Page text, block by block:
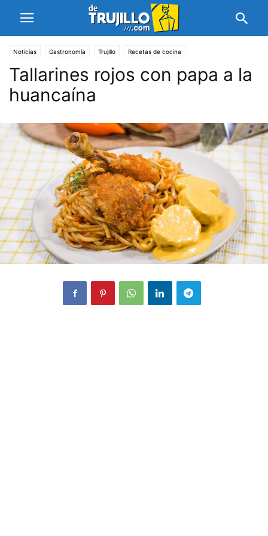
Noticias Gastronomía Trujillo Recetas de cocina
Tallarines rojos con papa a la
huancaína